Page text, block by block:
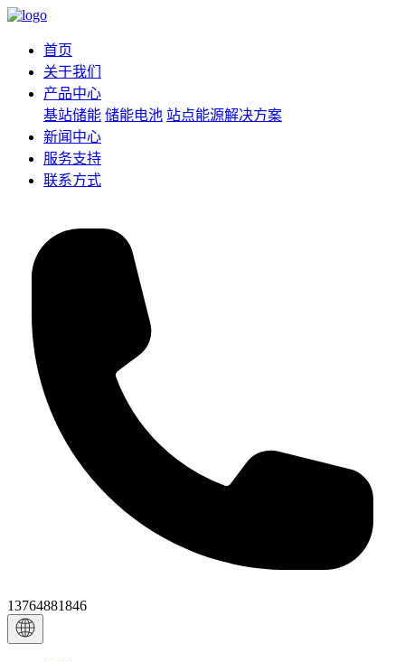
首页
关于我们
产品中心
基站储能 储能电池 站点能源解决方案
新闻中心
服务支持
联系方式
13764881846